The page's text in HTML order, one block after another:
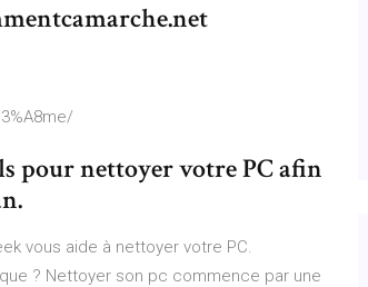
pour nettoyer votre PC afin
vous aide à nettoyer votre PC.
? Nettoyer son pc commence par une